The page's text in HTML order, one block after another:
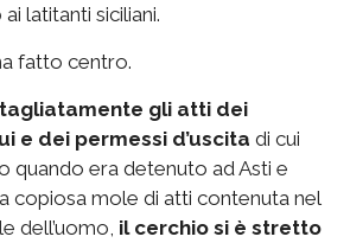
latitanti siciliani.
fatto centro.
gli atti dei
e dei permessi d’uscita di cui
quando era detenuto ad Asti e
copiosa mole di atti contenuta nel
dell’uomo, il cerchio si è stretto